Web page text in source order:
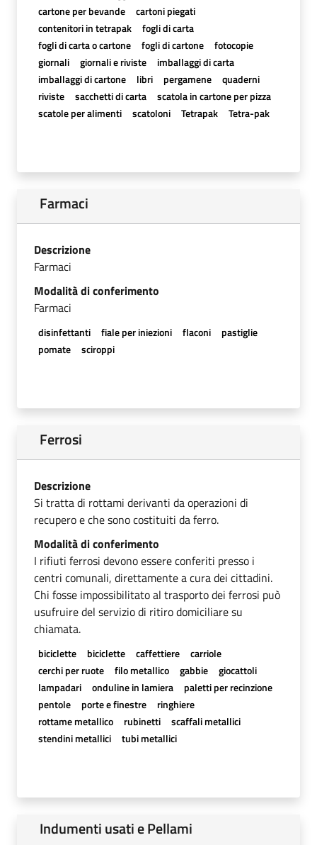
cartone per bevande
cartoni piegati
contenitori in tetrapak
fogli di carta
fogli di carta o cartone
fogli di cartone
fotocopie
giornali
giornali e riviste
imballaggi di carta
imballaggi di cartone
libri pergamene
quaderni
riviste
sacchetti di carta
scatola in cartone per pizza
scatole per alimenti
scatoloni Tetrapak Tetra-pak
Farmaci
Descrizione
Farmaci
Modalità di conferimento
Farmaci
disinfettanti fiale per iniezioni flaconi
pastiglie
pomate
sciroppi
Ferrosi
Descrizione
Si tratta di rottami derivanti da operazioni di
recupero e che sono costituiti da ferro.
Modalità di conferimento
I rifiuti ferrosi devono essere conferiti presso i
centri comunali, direttamente a cura dei cittadini.
Chi fosse impossibilitato al trasporto dei ferrosi può
usufruire del servizio di ritiro domiciliare su
chiamata.
biciclette biciclette caffettiere
carriole
cerchi per ruote
filo metallico gabbie
giocattoli
lampadari
onduline in lamiera
paletti per recinzione
pentole
porte e finestre
ringhiere
rottame metallico
rubinetti
scaffali metallici
stendini metallici
tubi metallici
Indumenti usati e Pellami